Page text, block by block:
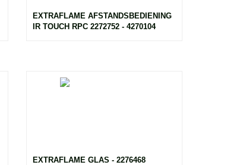
EXTRAFLAME AFSTANDSBEDIENING
IR TOUCH RPC 2272752 - 4270104
EXTRAFLAME GLAS - 2276468